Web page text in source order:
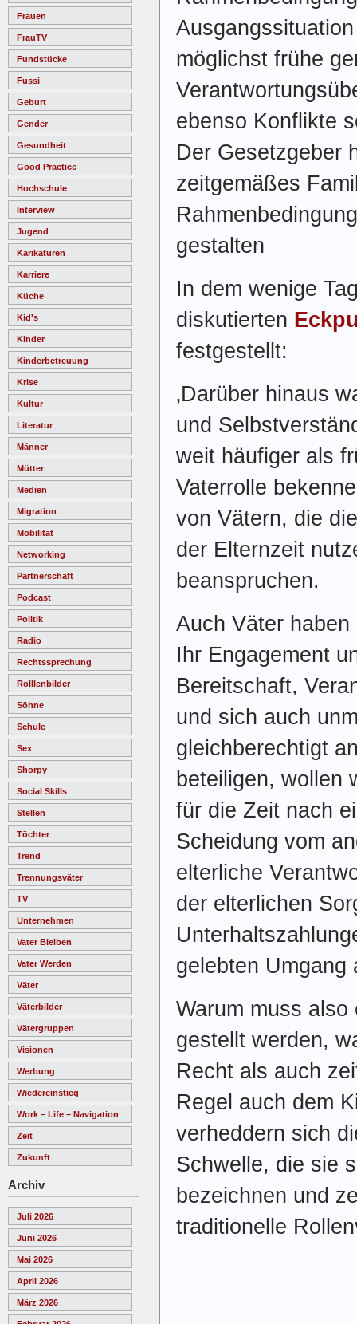
Frauen
FrauTV
Fundstücke
Fussi
Geburt
Gender
Gesundheit
Good Practice
Hochschule
Interview
Jugend
Karikaturen
Karriere
Küche
Kid's
Kinder
Kinderbetreuung
Krise
Kultur
Literatur
Männer
Mütter
Medien
Migration
Mobilität
Networking
Partnerschaft
Podcast
Politik
Radio
Rechtssprechung
Rolllenbilder
Söhne
Schule
Sex
Shorpy
Social Skills
Stellen
Töchter
Trend
Trennungsväter
TV
Unternehmen
Vater Bleiben
Vater Werden
Väter
Väterbilder
Vätergruppen
Visionen
Werbung
Wiedereinstieg
Work – Life – Navigation
Zeit
Zukunft
Archiv
Juli 2026
Juni 2026
Mai 2026
April 2026
März 2026
möglichst frühe
ebenso Konflikte
Der Gesetzgeber
zeitgemäßes
gestalten
In dem wenige
diskutierten
festgestellt:
‚Darüber hinaus
und
weit häufiger als
Vaterrolle
von Vätern, die
der Elternzeit
beanspruchen.
Auch Väter
Ihr Engagement
Bereitschaft,
und sich auch
gleichberechtigt
beteiligen, wollen
für die Zeit nach
Scheidung vom
elterliche
der elterlichen
gelebten Umgang
Warum muss
gestellt werden,
Recht als auch
Regel auch dem
verheddern sich
Schwelle, die sie
bezeichnen und
traditionelle